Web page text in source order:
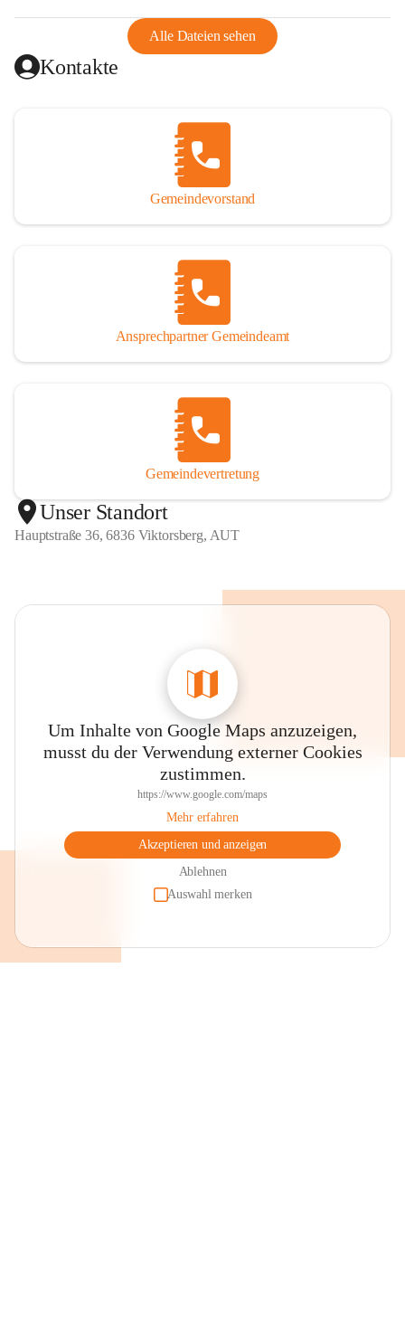
Alle Dateien sehen
Kontakte
Gemeindevorstand
Ansprechpartner Gemeindeamt
Gemeindevertretung
Unser Standort
Hauptstraße 36, 6836 Viktorsberg, AUT
Um Inhalte von Google Maps anzuzeigen,
musst du der Verwendung externer Cookies
zustimmen.
https://www.google.com/maps
Mehr erfahren
Akzeptieren und anzeigen
Ablehnen
Auswahl merken